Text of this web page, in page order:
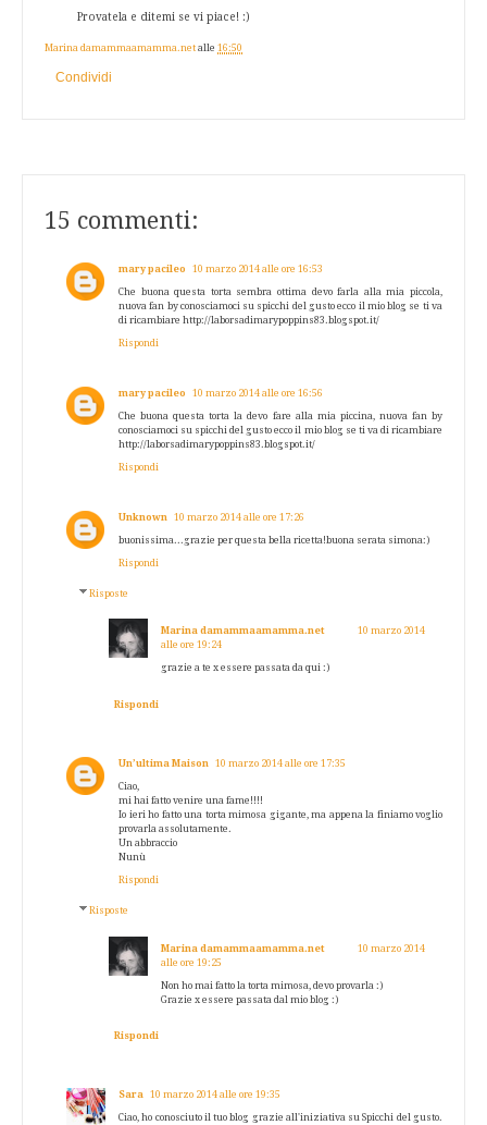
Provatela e ditemi se vi piace! :)
Marina damammaamamma.net alle 16:50
Condividi
15 commenti:
mary pacileo 10 marzo 2014 alle ore 16:53
Che buona questa torta sembra ottima devo farla alla mia piccola,
nuova fan by conosciamoci su spicchi del gusto ecco il mio blog se ti va
di ricambiare http://laborsadimarypoppins83.blogspot.it/
Rispondi
mary pacileo 10 marzo 2014 alle ore 16:56
Che buona questa torta la devo fare alla mia piccina, nuova fan by
conosciamoci su spicchi del gusto ecco il mio blog se ti va di ricambiare
http://laborsadimarypoppins83.blogspot.it/
Rispondi
Unknown 10 marzo 2014 alle ore 17:26
buonissima...grazie per questa bella ricetta!buona serata simona:)
Rispondi
Risposte
Marina damammaamamma.net
10 marzo 2014
alle ore 19:24
grazie a te x essere passata da qui :)
Rispondi
Un’ultima Maison 10 marzo 2014 alle ore 17:35
Ciao,
mi hai fatto venire una fame!!!!
Io ieri ho fatto una torta mimosa gigante, ma appena la finiamo voglio
provarla assolutamente.
Un abbraccio
Nunù
Rispondi
Risposte
Marina damammaamamma.net
10 marzo 2014
alle ore 19:25
Non ho mai fatto la torta mimosa, devo provarla :)
Grazie x essere passata dal mio blog :)
Rispondi
Sara 10 marzo 2014 alle ore 19:35
Ciao, ho conosciuto il tuo blog grazie all'iniziativa su Spicchi del gusto.